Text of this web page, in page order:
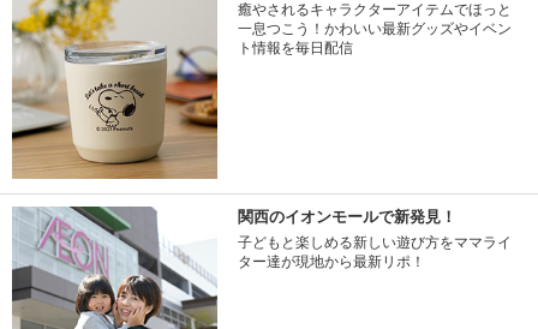
癒やされるキャラクターアイテムでほっと
一息つこう！かわいい最新グッズやイベン
ト情報を毎日配信
関西のイオンモールで新発見！
子どもと楽しめる新しい遊び方をママライ
ター達が現地から最新リポ！